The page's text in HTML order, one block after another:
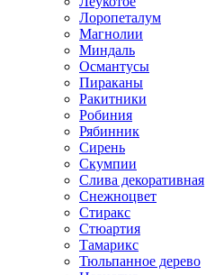
Лоропеталум
Магнолии
Миндаль
Османтусы
Пираканы
Ракитники
Робиния
Рябинник
Сирень
Скумпии
Слива декоративная
Снежноцвет
Стиракс
Стюартия
Тамарикс
Тюльпанное дерево